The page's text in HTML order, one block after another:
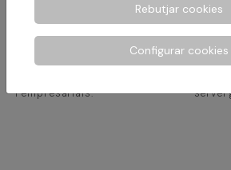
Àrea Jurídica
Donem resposta a
i empresarials.
servei
Rebutjar cookies
Configurar cookies